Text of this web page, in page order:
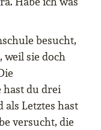
besucht,
weil sie doch
hast du drei
als Letztes hast
versucht, die